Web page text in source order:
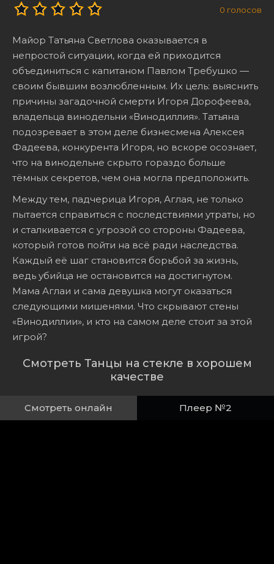
0 голосов
Майор Татьяна Светлова оказывается в
непростой ситуации, когда ей приходится
объединиться с капитаном Павлом Требушко —
своим бывшим возлюбленным. Их цель: выяснить
причины загадочной смерти Игоря Дорофеева,
владельца винодельни «Винодиллия». Татьяна
подозревает в этом деле бизнесмена Алексея
Фадеева, конкурента Игоря, но вскоре осознает,
что на винодельне скрыто гораздо больше
тёмных секретов, чем она могла предположить.
Между тем, падчерица Игоря, Аглая, не только
пытается справиться с последствиями утраты, но
и сталкивается с угрозой со стороны Фадеева,
который готов пойти на всё ради наследства.
Каждый её шаг становится борьбой за жизнь,
ведь убийца не остановится на достигнутом.
Мама Аглаи и сама девушка могут оказаться
следующими мишенями. Что скрывают стены
«Винодиллии», и кто на самом деле стоит за этой
игрой?
Смотреть Танцы на стекле в хорошем
качестве
Смотреть онлайн Плеер №2